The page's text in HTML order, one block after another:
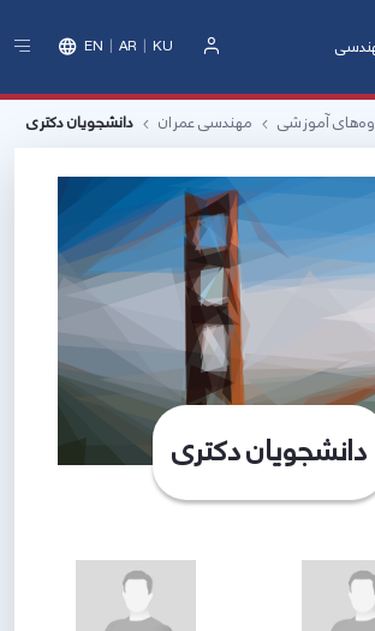
EN AR KU
آموزشی مهندسی عمران دانشجویان دکتری
دانشجویان دکتری